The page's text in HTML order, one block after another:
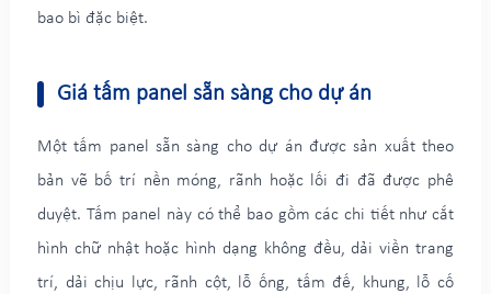
bao bì đặc biệt.
Giá tấm panel sẵn sàng cho dự án
Một tấm panel sẵn sàng cho dự án được sản xuất theo
bản vẽ bố trí nền móng, rãnh hoặc lối đi đã được phê
duyệt. Tấm panel này có thể bao gồm các chi tiết như cắt
hình chữ nhật hoặc hình dạng không đều, dải viền trang
trí, dải chịu lực, rãnh cột, lỗ ống, tấm đế, khung, lỗ cố